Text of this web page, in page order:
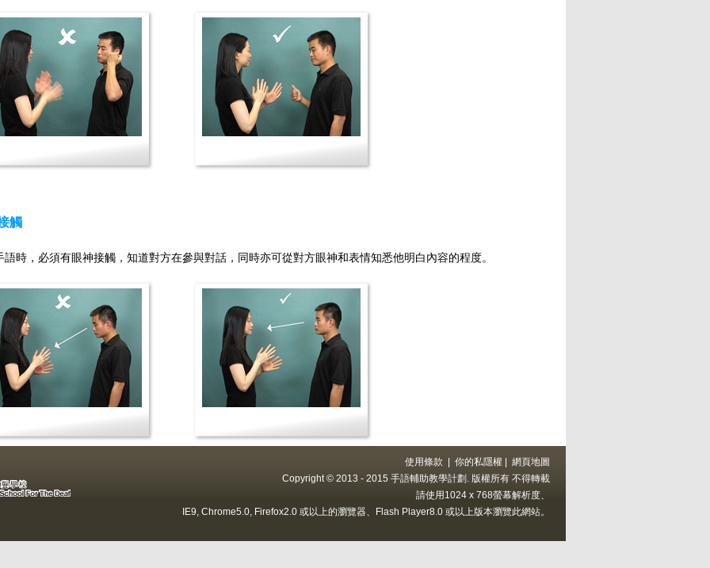
觸
語時，必須有眼神接觸，知道對方在參與對話，同時亦可從對方眼神和表情知悉他明白內容的程度。
使用條款 你的私隱權
網頁地圖
Copyright © 2013 - 2015 手語輔助教學計劃. 版權所有 不得轉載
請使用1024 x 768螢幕解析度、
IE9, Chrome5.0, Firefox2.0 或以上的瀏覽器、Flash Player8.0 或以上版本瀏覽此網站。